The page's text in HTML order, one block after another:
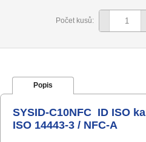
Počet kusů:
Popis
SYSID-C10NFC ID ISO
ISO 14443-3 / NFC-A